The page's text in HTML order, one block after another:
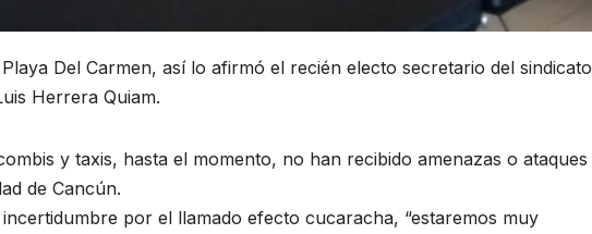
Del Carmen, así lo afirmó el recién electo secretario del sindicato
Herrera Quiam.
y taxis, hasta el momento, no han recibido amenazas o ataques
de Cancún.
por el llamado efecto cucaracha, “estaremos muy